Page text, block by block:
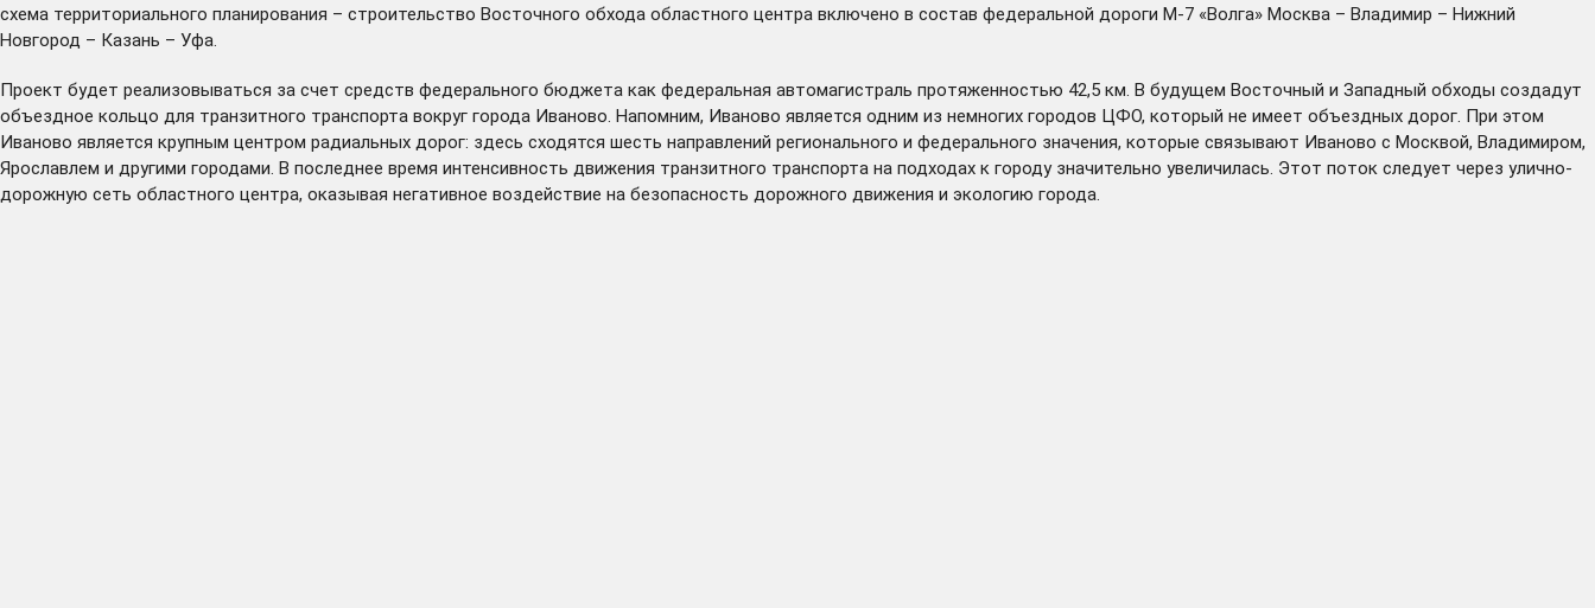
схема территориального планирования – строительство Восточного обхода областного центра включено в состав федеральной дороги М-7 «Волга» Москва – Владимир – Нижний
Новгород – Казань – Уфа.
Проект будет реализовываться за счет средств федерального бюджета как федеральная автомагистраль протяженностью 42,5 км. В будущем Восточный и Западный обходы создадут
объездное кольцо для транзитного транспорта вокруг города Иваново. Напомним, Иваново является одним из немногих городов ЦФО, который не имеет объездных дорог. При этом
Иваново является крупным центром радиальных дорог: здесь сходятся шесть направлений регионального и федерального значения, которые связывают Иваново с Москвой, Владимиром,
Ярославлем и другими городами. В последнее время интенсивность движения транзитного транспорта на подходах к городу значительно увеличилась. Этот поток следует через улично-
дорожную сеть областного центра, оказывая негативное воздействие на безопасность дорожного движения и экологию города.